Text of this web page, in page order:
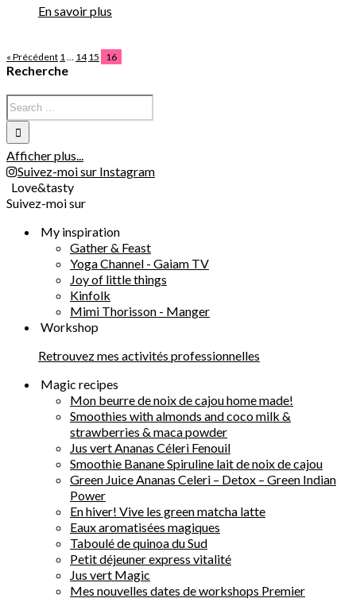
En savoir plus
« Précédent 1… 14 15 16
Recherche
Afficher plus...
Suivez-moi sur Instagram
Love&tasty
Suivez-moi sur
My inspiration
Gather & Feast
Yoga Channel - Gaiam TV
Joy of little things
Kinfolk
Mimi Thorisson - Manger
Workshop
Retrouvez mes activités professionnelles
Magic recipes
Mon beurre de noix de cajou home made!
Smoothies with almonds and coco milk &
strawberries & maca powder
Jus vert Ananas Céleri Fenouil
Smoothie Banane Spiruline lait de noix de cajou
Green Juice Ananas Celeri – Detox – Green Indian
Power
En hiver! Vive les green matcha latte
Eaux aromatisées magiques
Taboulé de quinoa du Sud
Petit déjeuner express vitalité
Jus vert Magic
Mes nouvelles dates de workshops Premier